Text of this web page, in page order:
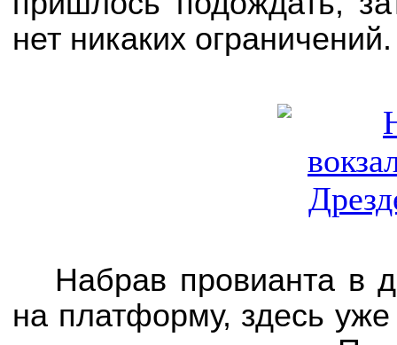
нет никаких ограничений.
Набрав провианта в
на платформу, здесь